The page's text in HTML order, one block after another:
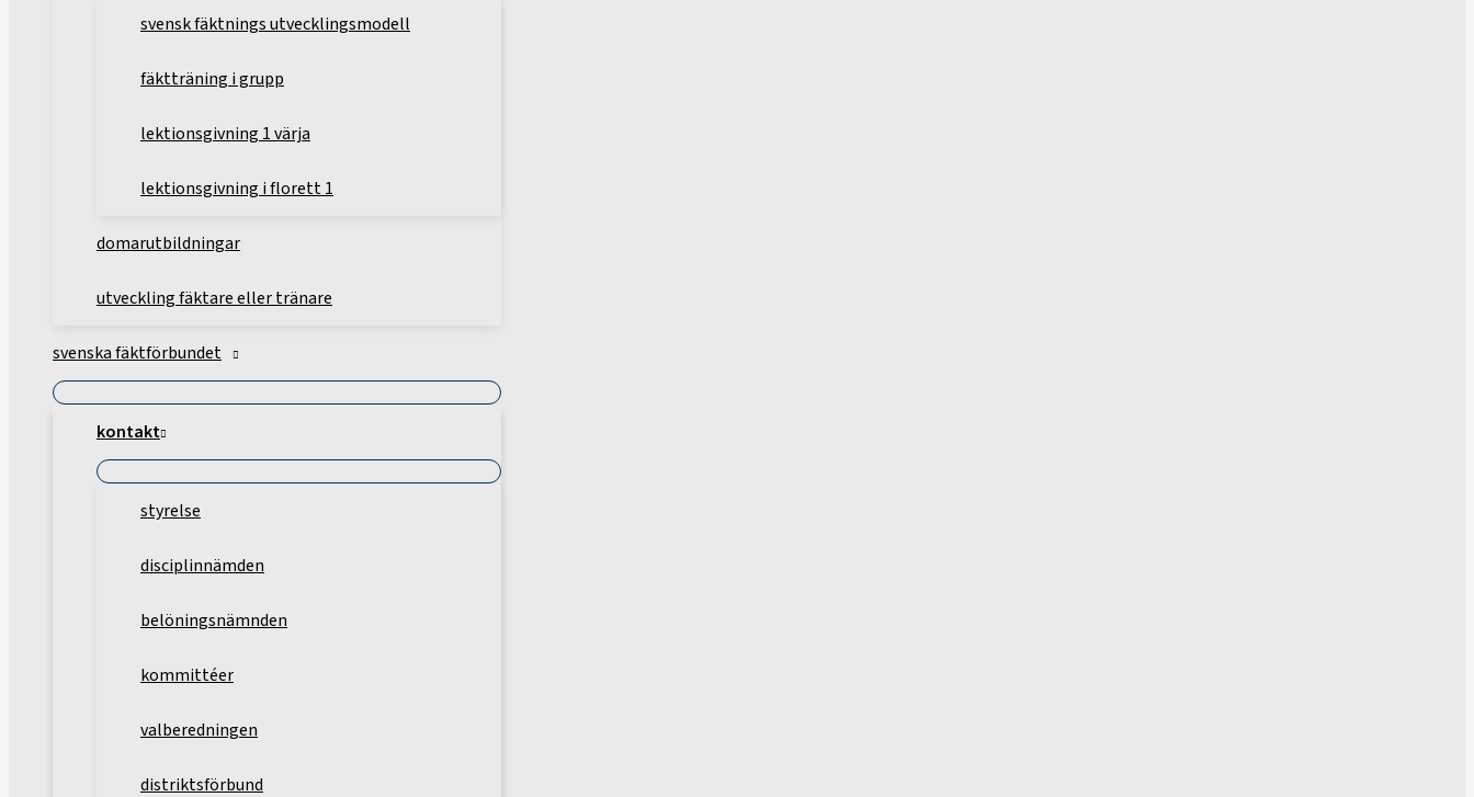
svensk fäktnings utvecklingsmodell
fäktträning i grupp
lektionsgivning 1 värja
lektionsgivning i florett 1
domarutbildningar
utveckling fäktare eller tränare
svenska fäktförbundet
kontakt
styrelse
disciplinnämden
belöningsnämnden
kommittéer
valberedningen
distriktsförbund